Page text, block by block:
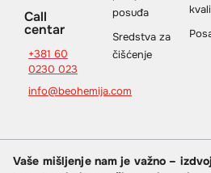
Call
centar
+381 60
0230 023
info@beohemija.com
posuđa
Sredstva za
čišćenje
Vaše mišljenje nam je važno –